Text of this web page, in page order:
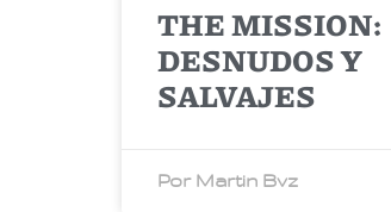
THE MISSION:
DESNUDOS Y
SALVAJES
Por Martin Bvz